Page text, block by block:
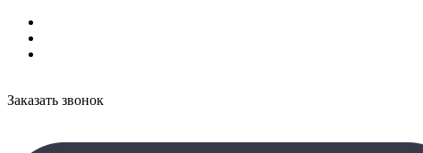
Заказать звонок